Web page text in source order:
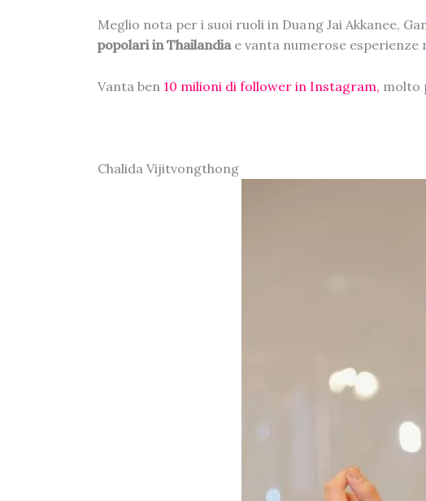
Meglio nota per i suoi ruoli in Duang Jai Akkanee,
popolari in Thailandiae vanta numerose esperienze
Vanta ben 10 milioni di follower in Instagram, molto
Chalida Vijitvongthong